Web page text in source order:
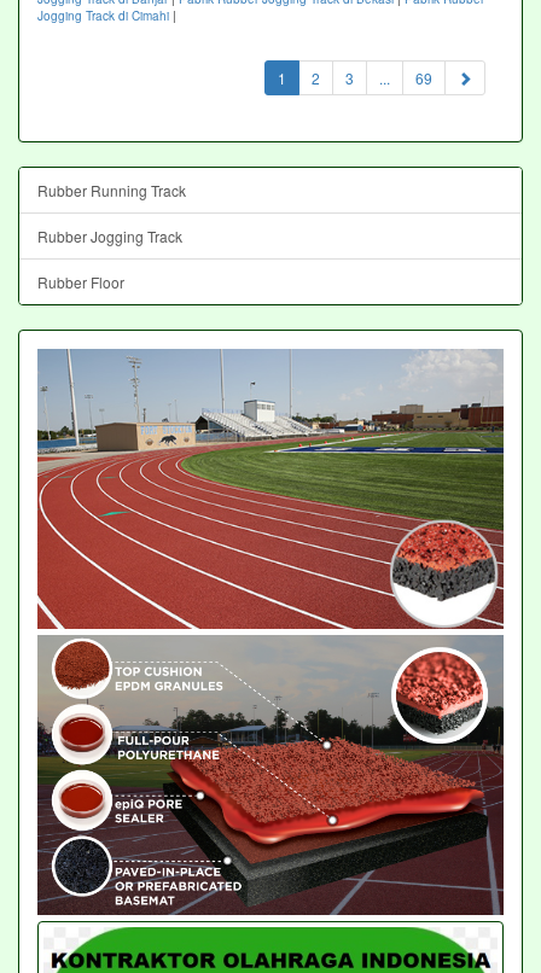
Jogging Track di Cimahi |
1 (current)
2 3 ... 69
Rubber Running Track
Rubber Jogging Track
Rubber Floor